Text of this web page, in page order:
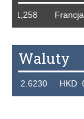
Francja
Waluty
HKD